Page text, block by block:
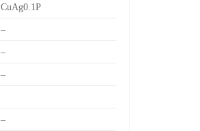
CuAg0.1P
–
–
–
–